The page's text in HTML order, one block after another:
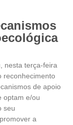
nesta terça-feira
reconhecimento
de apoio
optam e/ou
seu
a